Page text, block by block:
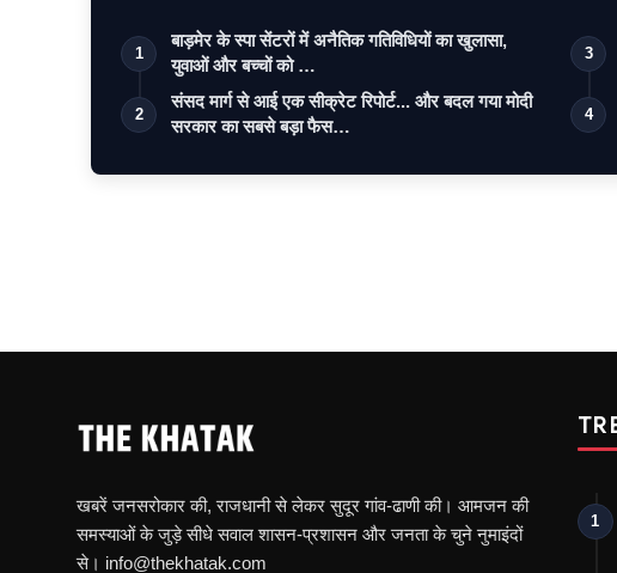
1
बाड़मेर के स्पा सेंटरों में अनैतिक गतिविधियों का खुलासा,
युवाओं और बच्चों को …
2
संसद मार्ग से आई एक सीक्रेट रिपोर्ट... और बदल गया मोदी
सरकार का सबसे बड़ा फैस…
3
4
खबरें जनसरोकार की, राजधानी से लेकर सुदूर गांव-ढाणी की। आमजन की
समस्याओं के जुड़े सीधे सवाल शासन-प्रशासन और जनता के चुने नुमाइंदों
से। info@thekhatak.com
1